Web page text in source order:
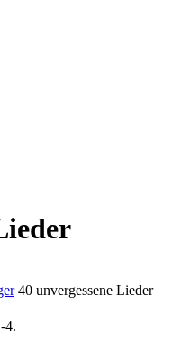
40 unvergessene Lieder
4.